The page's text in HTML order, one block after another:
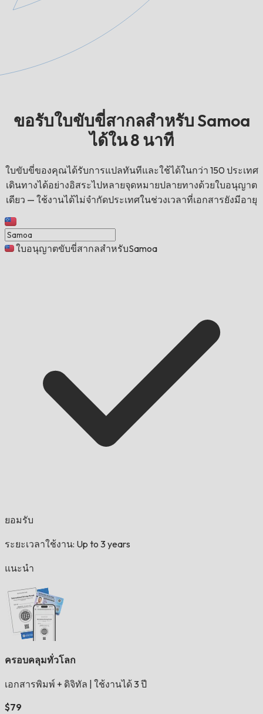
ขอรับใบขับขี่สากลสำหรับ Samoa
ได้ใน 8 นาที
ใบขับขี่ของคุณได้รับการแปลทันทีและใช้ได้ในกว่า 150 ประเทศ
เดินทางได้อย่างอิสระไปหลายจุดหมายปลายทางด้วยใบอนุญาต
เดียว — ใช้งานได้ไม่จำกัดประเทศในช่วงเวลาที่เอกสารยังมีอายุ
ใบอนุญาตขับขี่สากลสำหรับSamoa
ยอมรับ
ระยะเวลาใช้งาน: Up to 3 years
แนะนำ
ครอบคลุมทั่วโลก
เอกสารพิมพ์ + ดิจิทัล ใช้งานได้ 3 ปี
$79